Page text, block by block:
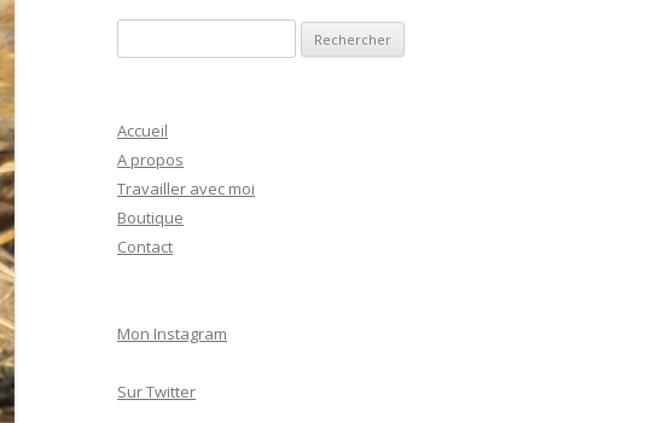
e
h
e
r
c
h
Accueil
A propos
Travailler avec moi
Boutique
Contact
Mon Instagram
Sur Twitter